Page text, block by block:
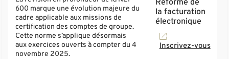
600 marque une évolution majeure du
cadre applicable aux missions de
certification des comptes de groupe.
Cette norme s’applique désormais
aux exercices ouverts à compter du 4
novembre 2025.
Réforme de
la facturation
électronique
Inscrivez-vous